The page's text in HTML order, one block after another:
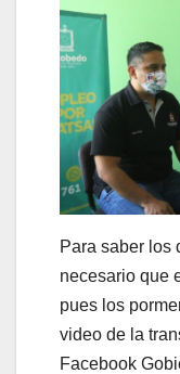
Para saber los
necesario que
pues los
video de la
Facebook